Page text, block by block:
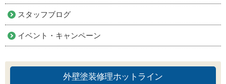
スタッフブログ
イベント・キャンペーン
外壁塗装修理ホットライン